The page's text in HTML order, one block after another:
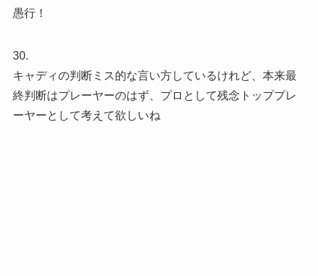
愚行！
30.
キャディの判断ミス的な言い方しているけれど、本来最
終判断はプレーヤーのはず、プロとして残念トッププレ
ーヤーとして考えて欲しいね